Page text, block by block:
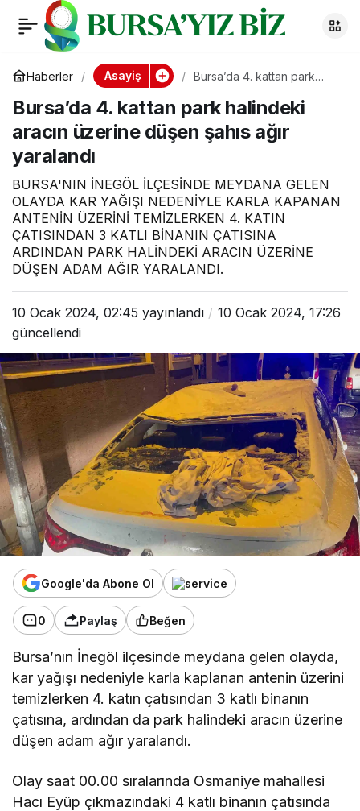
Haberler Asayiş
Bursa’da 4. kattan park
düşen şahıs ağır yaralandı
Bursa’da 4. kattan park halindeki
aracın üzerine düşen şahıs ağır
yaralandı
BURSA'NIN İNEGÖL İLÇESİNDE MEYDANA GELEN
OLAYDA KAR YAĞIŞI NEDENİYLE KARLA KAPANAN
ANTENİN ÜZERİNİ TEMİZLERKEN 4. KATIN
ÇATISINDAN 3 KATLI BİNANIN ÇATISINA
ARDINDAN PARK HALİNDEKİ ARACIN ÜZERİNE
DÜŞEN ADAM AĞIR YARALANDI.
10 Ocak 2024, 02:45 yayınlandı
10 Ocak 2024, 17:26
güncellendi
Google'da Abone Ol
0 Paylaş Beğen
Bursa’nın İnegöl ilçesinde meydana gelen olayda,
kar yağışı nedeniyle karla kaplanan antenin üzerini
temizlerken 4. katın çatısından 3 katlı binanın
çatısına, ardından da park halindeki aracın üzerine
düşen adam ağır yaralandı.
Olay saat 00.00 sıralarında Osmaniye mahallesi
Hacı Eyüp çıkmazındaki 4 katlı binanın çatısında
Bursa’da 4. kattan
park halindeki aracın
üzerine düşen şahıs
ağır yaralandı
0 Paylaş